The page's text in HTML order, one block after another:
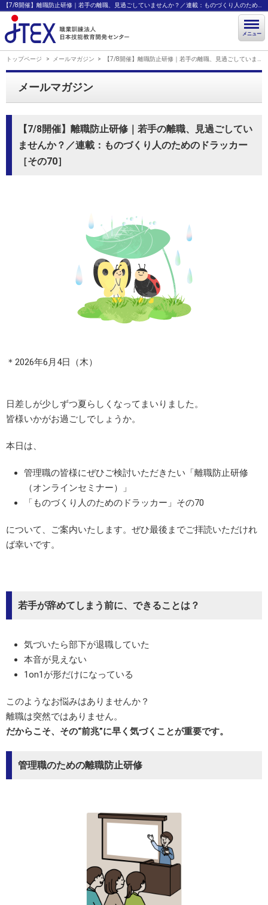
メニュー
トップページ メールマガジン 【7/8開催】離職防止研修｜若手の離職、見過ごしていませんか？／連載：ものづくり人のためのドラッカー［その70］
メールマガジン
【7/8開催】離職防止研修｜若手の離職、見過ごしてい
ませんか？／連載：ものづくり人のためのドラッカー
［その70］
＊2026年6月4日（木）
日差しが少しずつ夏らしくなってまいりました。
皆様いかがお過ごしでしょうか。
本日は、
管理職の皆様にぜひご検討いただきたい「離職防止研修
（オンラインセミナー）」
「ものづくり人のためのドラッカー」その70
について、ご案内いたします。ぜひ最後までご拝読いただけれ
ば幸いです。
若手が辞めてしまう前に、できることは？
気づいたら部下が退職していた
本音が見えない
1on1が形だけになっている
このようなお悩みはありませんか？
離職は突然ではありません。
だからこそ、その“前兆”に早く気づくことが重要です。
管理職のための離職防止研修